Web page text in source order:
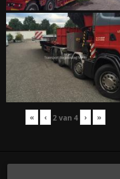
« ‹ 2van 4 › »